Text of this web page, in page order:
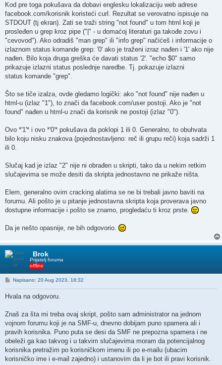
Kod pre toga pokušava da dobavi englesku lokalizaciju web adrese
facebook.com/korisnik koristeći curl. Rezultat se verovatno ispisuje na
STDOUT (tj ekran). Zati se traži string "not found" u tom html koji je
prosleđen u grep kroz pipe ("|" - u domaćoj literaturi ga takođe zovu i
"cevovod"). Ako odradiš "man grep" ili "info grep" načićeš i informacije o
izlaznom status komande grep: '0' ako je traženi izraz nađen i '1' ako nije
nađen. Bilo koja druga greška će davati status '2'. "echo $0" samo
prikazuje izlazni status poslednje naredbe. Tj. pokazuje izlazni
status komande "grep".
Što se tiče izalza, ovde gledamo logički: ako "not found" nije nađen u
html-u (izlaz "1"), to znači da facebook.com/user postoji. Ako je "not
found" nađen u html-u znači da korisnik ne postoji (izlaz "0").
Ovo *'1'* i ovo *'0'* pokušava da poklopi 1 ili 0. Generalno, to obuhvata
bilo koju nisku znakova (pojednostavljeno: reč ili grupu reči) koja sadrži 1
ili 0.
Slučaj kad je izlaz "2" nije ni obrađen u skripti, tako da u nekim retkim
slučajevima se može desiti da skripta jednostavno ne prikaže ništa.
Elem, generalno ovim cracking alatima se ne bi trebali javno baviti na
forumu. Ali pošto je u pitanje jednostavna skripta koja proverava javno
dostupne informacije i pošto se znamo, progledaću ti kroz prste.
Da je nešto opasnije, ne bih odgovorio.
Brok
Prijatelj foruma
offline
P
t
Napisano: 20 Aug 2023, 18:32
Hvala na odgovoru.
Znaš za šta mi treba ovaj skript, pošto sam administrator na jednom
vojnom forumu koji je na SMF-u, dnevno dobijam puno spamera ali i
pravih korisnika. Puno puta se desi da SMF ne prepozna spamera i ne
obeleži ga kao takvog i u takvim slučajevima moram da potencijalnog
korisnika pretražim po korisničkom imenu ili po e-mailu (ubacim
korisničko ime i e-mail zajedno) i ustanovim da li je bot ili pravi korisnik.